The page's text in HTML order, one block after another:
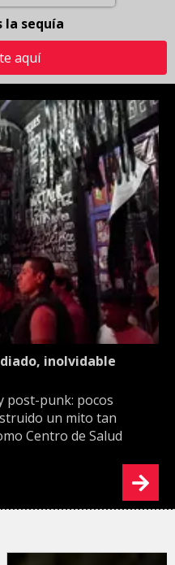
la sequía
aquí
inolvidable
post-punk: pocos
un mito tan
Centro de Salud